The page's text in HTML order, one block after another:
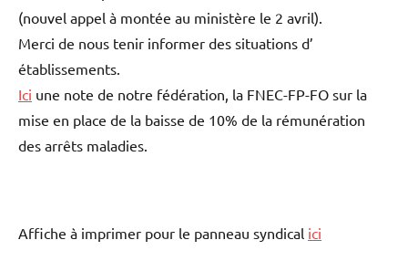
(nouvel appel à montée au ministère le 2 avril).
Merci de nous tenir informer des situations d’
établissements.
Ici une note de notre fédération, la FNEC-FP-FO sur la
mise en place de la baisse de 10% de la rémunération
des arrêts maladies.
Affiche à imprimer pour le panneau syndical ici